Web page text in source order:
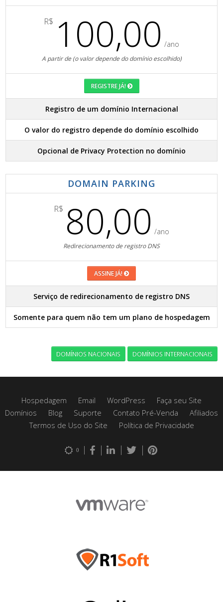
R$ 100,00 /ano
A partir de (o valor depende do domínio escolhido)
REGISTRE JÁ!
Registro de um domínio Internacional
O valor do registro depende do domínio escolhido
Opcional de Privacy Protection no domínio
DOMAIN PARKING
R$ 80,00 /ano
Redirecionamento de registro DNS
ASSINE JÁ!
Serviço de redirecionamento de registro DNS
Somente para quem não tem um plano de hospedagem
DOMÍNIOS NACIONAIS DOMÍNIOS INTERNACIONAIS
Hospedagem Email WordPress
Faça seu Site
Domínios
Blog Suporte Contato Pré-Venda
Afiliados
Termos de Uso do Site
Política de Privacidade
0